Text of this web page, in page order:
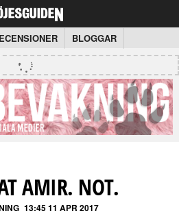
BLOGGAR
AMIR. NOT.
13:45 11 APR 2017